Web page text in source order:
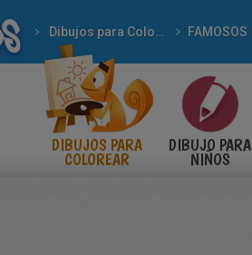
Dibujos para Colorear FAMOSOS
DIBUJOS PARA
COLOREAR
DIBUJO PARA
NIÑOS